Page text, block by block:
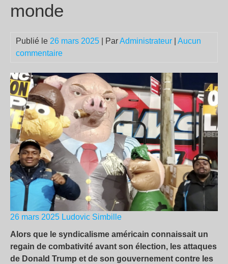
monde
Publié le 26 mars 2025 | ParAdministrateur
Aucun
commentaire
26 mars 2025 Ludovic Simbille
Alors que le syndicalisme américain connaissait un
regain de combativité avant son élection, les attaques
de Donald Trump et de son gouvernement contre les